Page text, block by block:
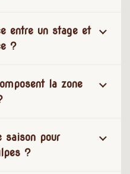
entre un stage et
?
la zone
saison pour
?